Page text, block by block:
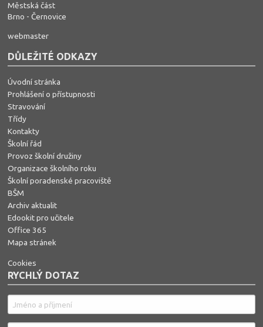
Městská část
Brno - Černovice
webmaster
DŮLEŽITÉ ODKAZY
Úvodní stránka
Prohlášení o přístupnosti
Stravování
Třídy
Kontakty
Školní řád
Provoz školní družiny
Organizace školního roku
Školní poradenské pracoviště
BŠM
Archiv aktualit
Edookit pro učitele
Office 365
Mapa stránek
Cookies
RYCHLÝ DOTAZ